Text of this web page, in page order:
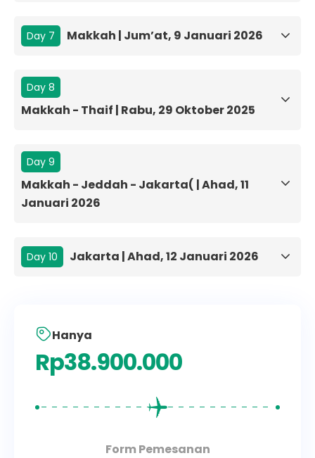
Day 7 Makkah | Jum’at, 9 Januari 2026
Day 8
Makkah - Thaif | Rabu, 29 Oktober 2025
Day 9
Makkah - Jeddah - Jakarta( | Ahad, 11
Januari 2026
Day 10 Jakarta | Ahad, 12 Januari 2026
Hanya
Rp38.900.000
Form Pemesanan